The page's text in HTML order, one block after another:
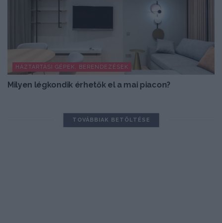
HÁZTARTÁSI GÉPEK, BERENDEZÉSEK
Milyen légkondik érhetők el a mai piacon?
TOVÁBBIAK BETÖLTÉSE